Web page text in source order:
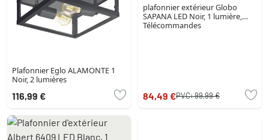
Plafonnier Eglo ALAMONTE 1
Noir, 2 lumières
116,99 €
plafonnier extérieur Globo
SAPANA LED Noir, 1 lumière,
Télécommandes
84,49 €PVC:99,99 €